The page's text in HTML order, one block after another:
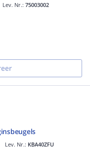
Lev. Nr.: 75003002
Lev. Nr.: KBA40ZFU